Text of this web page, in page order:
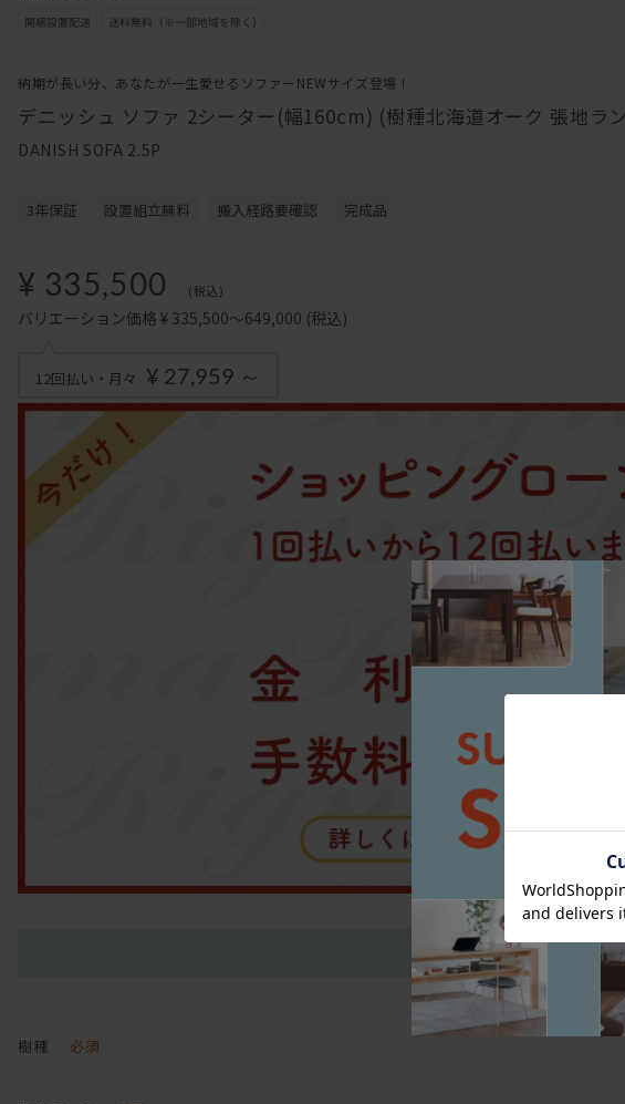
納期が長い分、あなたが一生愛せるソファーNEWサイズ登場！
デニッシュ ソファ 2シーター(幅160cm) (樹種北海道オーク 張地ラ
DANISH SOFA 2.5P
3年保証 設置組立無料 搬入経路要確認 完成品
¥ 335,500 (税込)
バリエーション価格 ¥ 335,500～649,000 (税込)
12回払い・月々 ¥ 27,959 ～
樹種 必須